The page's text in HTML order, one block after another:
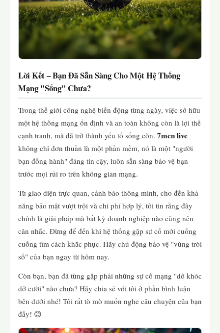
Lời Kết – Bạn Đã Sẵn Sàng Cho Một Hệ Thống
Mạng "Sống" Chưa?
Trong thế giới công nghệ biến động từng ngày, việc sở hữu
một hệ thống mạng ổn định và an toàn không còn là lợi thế
cạnh tranh, mà đã trở thành yếu tố sống còn. 7mcn live
không chỉ đơn thuần là một phần mềm, nó là một "người
bạn đồng hành" đáng tin cậy, luôn sẵn sàng bảo vệ bạn
trước mọi rủi ro trên không gian mạng.
Từ giao diện trực quan, cảnh báo thông minh, cho đến khả
năng bảo mật vượt trội và chi phí hợp lý, tôi tin rằng đây
chính là giải pháp mà bất kỳ doanh nghiệp nào cũng nên
cân nhắc. Đừng để đến khi hệ thống gặp sự cố mới cuống
cuồng tìm cách khắc phục. Hãy chủ động bảo vệ "vùng trời
số" của bạn ngay từ hôm nay.
Còn bạn, bạn đã từng gặp phải những sự cố mạng "dở khóc
dở cười" nào chưa? Hãy chia sẻ với tôi ở phần bình luận
bên dưới nhé! Tôi rất tò mò muốn nghe câu chuyện của bạn
đấy! 😊